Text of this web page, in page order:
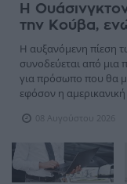
Η
την Κούβα,
Η αυξανόμενη πίεση
συνοδεύεται από
για πρόσωπο που θα
εφόσον η αμερικανική
08 Αυγούστου 2026